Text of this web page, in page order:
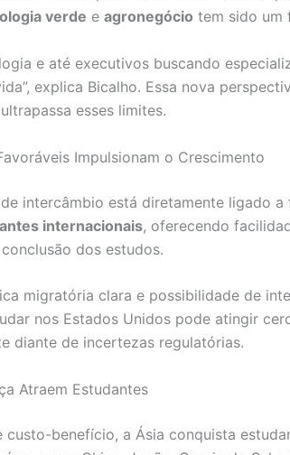
verde e agronegócio tem sido um
e até executivos buscando
explica Bicalho. Essa nova
esses limites.
Impulsionam o Crescimento
intercâmbio está diretamente ligado
internacionais, oferecendo
dos estudos.
migratória clara e possibilidade de
nos Estados Unidos pode atingir
diante de incertezas regulatórias.
Atraem Estudantes
benefício, a Ásia conquista